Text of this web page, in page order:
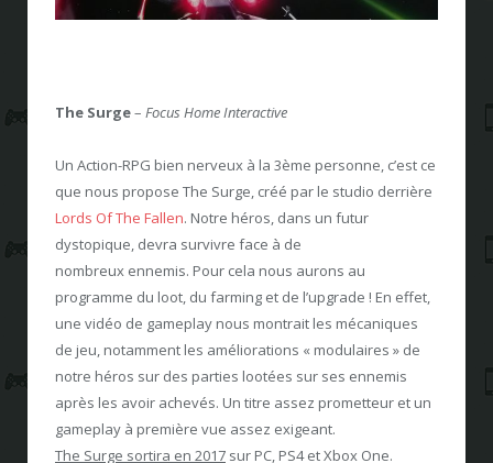
The Surge– Focus Home Interactive
Un Action-RPG bien nerveux à la 3ème personne, c’est ce
que nous propose The Surge, créé par le studio derrière
Lords Of The Fallen. Notre héros, dans un futur
dystopique, devra survivre face à de
nombreux ennemis. Pour cela nous aurons au
programme du loot, du farming et de l’upgrade ! En effet,
une vidéo de gameplay nous montrait les mécaniques
de jeu, notamment les améliorations « modulaires » de
notre héros sur des parties lootées sur ses ennemis
après les avoir achevés. Un titre assez prometteur et un
gameplay à première vue assez exigeant.
The Surge sortira en 2017 sur PC, PS4 et Xbox One.